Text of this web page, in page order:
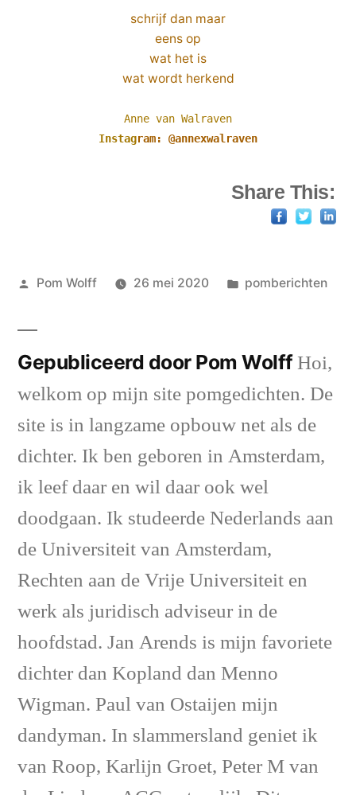
schrijf dan maar
eens op
wat het is
wat wordt herkend
Anne van Walraven
Instagram: @annexwalraven
Share This:
Geplaatst
Pom Wolff 26 mei 2020
Geplaatst
pomberichten
Gepubliceerd door Pom WolffHoi,
welkom op mijn site pomgedichten. De
site is in langzame opbouw net als de
dichter. Ik ben geboren in Amsterdam,
ik leef daar en wil daar ook wel
doodgaan. Ik studeerde Nederlands aan
de Universiteit van Amsterdam,
Rechten aan de Vrije Universiteit en
werk als juridisch adviseur in de
hoofdstad. Jan Arends is mijn favoriete
dichter dan Kopland dan Menno
Wigman. Paul van Ostaijen mijn
dandyman. In slammersland geniet ik
van Roop, Karlijn Groet, Peter M van